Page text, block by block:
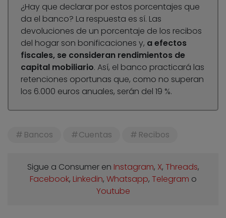
¿Hay que declarar por estos porcentajes que
da el banco? La respuesta es sí. Las
devoluciones de un porcentaje de los recibos
del hogar son bonificaciones y, a efectos
fiscales, se consideran rendimientos de
capital mobiliario. Así, el banco practicará las
retenciones oportunas que, como no superan
los 6.000 euros anuales, serán del 19 %.
Bancos Cuentas Recibos
Sigue a Consumer en Instagram, X, Threads,
Facebook, Linkedin, Whatsapp, Telegram o
Youtube